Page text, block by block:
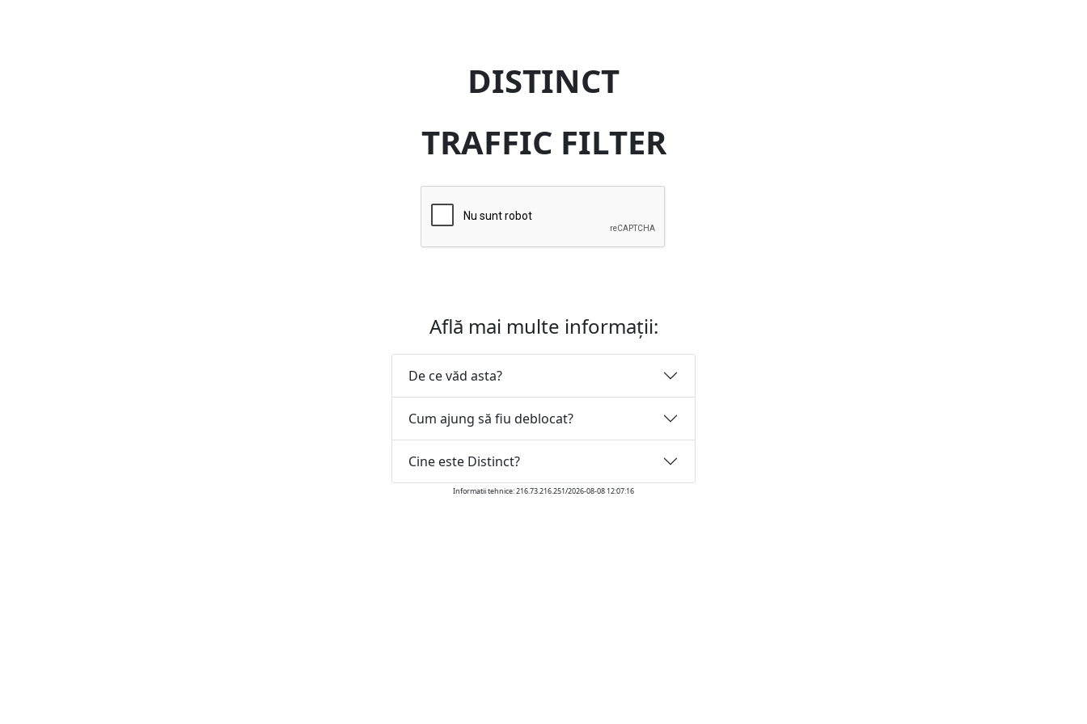
DISTINCT
TRAFFIC FILTER
Află mai multe informații:
De ce văd asta?
Cum ajung să fiu deblocat?
Cine este Distinct?
Informatii tehnice: 216.73.216.251/2026-08-08 12:07:16